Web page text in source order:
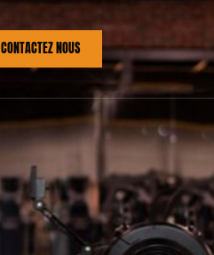
CONTACTEZ NOUS